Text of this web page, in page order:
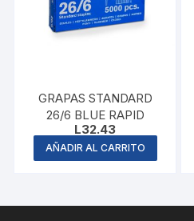
GRAPAS STANDARD
26/6 BLUE RAPID
L32.43
AÑADIR AL CARRITO